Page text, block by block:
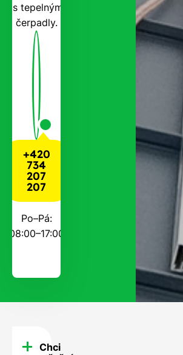
i s tepelnými
čerpadly.
+420
734
207
207
Po–Pá:
08:00–17:00
Chci